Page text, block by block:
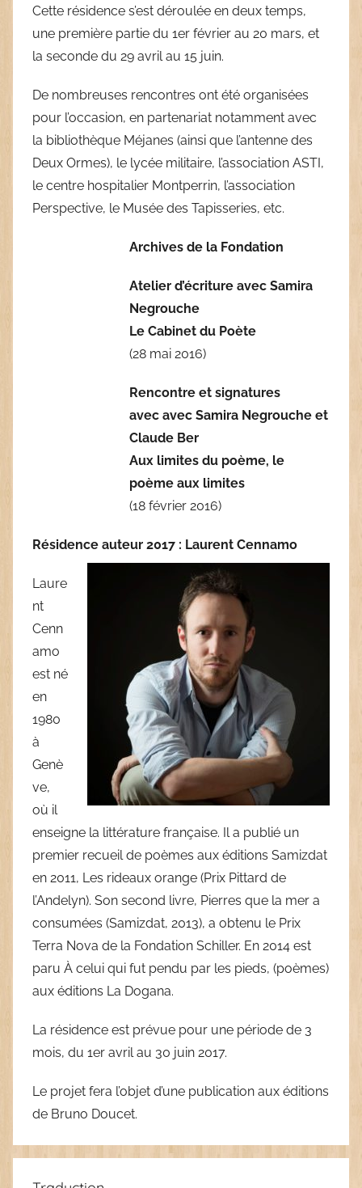
Cette résidence s’est déroulée en deux temps,
une première partie du 1er février au 20 mars, et
la seconde du 29 avril au 15 juin.
De nombreuses rencontres ont été organisées
pour l’occasion, en partenariat notamment avec
la bibliothèque Méjanes (ainsi que l’antenne des
Deux Ormes), le lycée militaire, l’association ASTI,
le centre hospitalier Montperrin, l’association
Perspective, le Musée des Tapisseries, etc.
Archives de la Fondation
Atelier d’écriture avec Samira
Negrouche
Le Cabinet du Poète
(28 mai 2016)
Rencontre et signatures
avec avec Samira Negrouche et
Claude Ber
Aux limites du poème, le
poème aux limites
(18 février 2016)
Résidence auteur 2017 : Laurent Cennamo
Laure
nt
Cenn
amo
est né
en
1980
à
Genè
ve,
où il
enseigne la littérature française. Il a publié un
premier recueil de poèmes aux éditions Samizdat
en 2011, Les rideaux orange (Prix Pittard de
l’Andelyn). Son second livre, Pierres que la mer a
consumées (Samizdat, 2013), a obtenu le Prix
Terra Nova de la Fondation Schiller. En 2014 est
paru À celui qui fut pendu par les pieds, (poèmes)
aux éditions La Dogana.
La résidence est prévue pour une période de 3
mois, du 1er avril au 30 juin 2017.
Le projet fera l’objet d’une publication aux éditions
de Bruno Doucet.